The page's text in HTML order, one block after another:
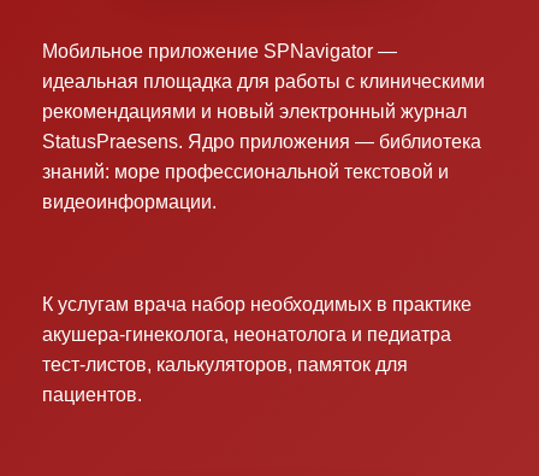
Мобильное приложение SPNavigator —
идеальная площадка для работы с клиническими
рекомендациями и новый электронный журнал
StatusPraesens. Ядро приложения — библиотека
знаний: море профессиональной текстовой и
видеоинформации.
К услугам врача набор необходимых в практике
акушера-гинеколога, неонатолога и педиатра
тест-листов, калькуляторов, памяток для
пациентов.